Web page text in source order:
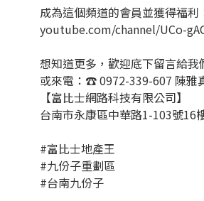
成為這個頻道的會員並獲得福利
youtube.com/channel/UCo-
想知道更多，歡迎底下留言給我
或來電：☎️ 0972-339-607 陳雅
【富比士網路科技有限公司】
台南市永康區中華路1-103號16
#富比士地產王
#九份子重劃區
#台南九份子